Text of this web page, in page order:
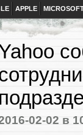
APPLE
02-02 в